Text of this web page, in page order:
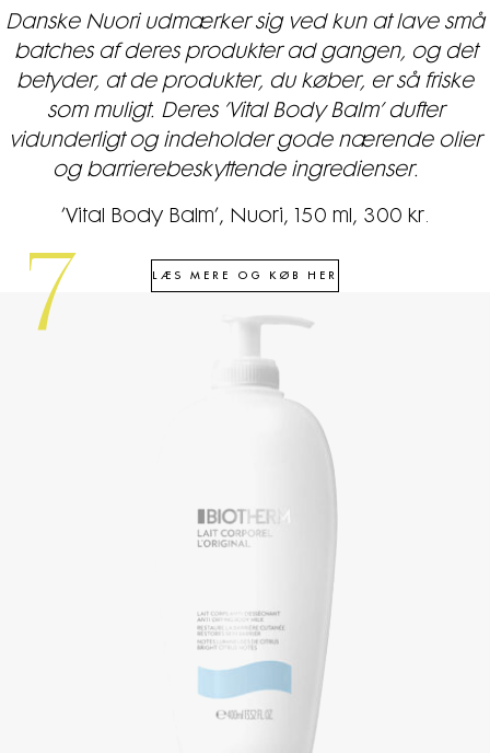
Danske Nuori udmærker sig ved kun at lave små
batches af deres produkter ad gangen, og det
betyder, at de produkter, du køber, er så friske
som muligt. Deres ’Vital Body Balm’ dufter
vidunderligt og indeholder gode nærende olier
og barrierebeskyttende ingredienser.
’Vital Body Balm’, Nuori, 150 ml, 300 kr.
LÆS MERE OG KØB HER
7